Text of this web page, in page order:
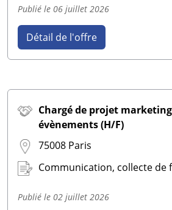
Publié le 06 juillet 2026
Détail de l'offre
Chargé de projet
évènements (H/F)
75008 Paris
Communication, collecte de
Publié le 02 juillet 2026